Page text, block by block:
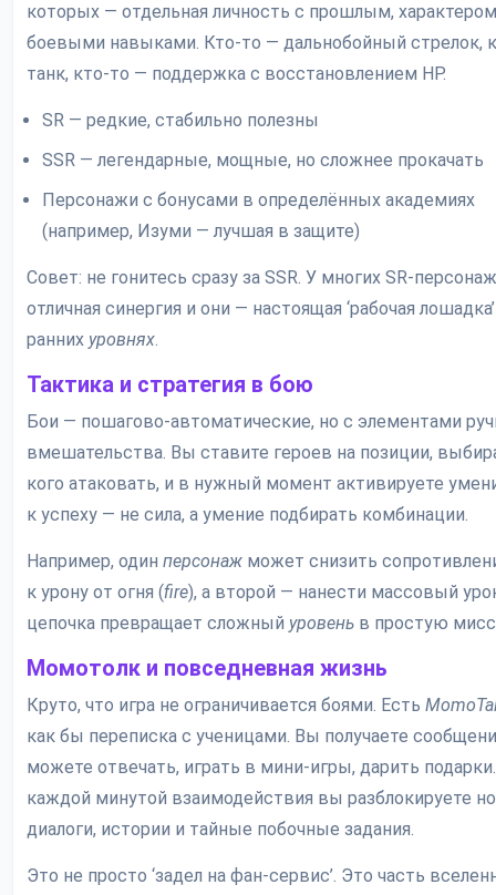
которых — отдельная личность с прошлым,
боевыми навыками. Кто-то — дальнобойный стрелок,
танк, кто-то — поддержка с восстановлением HP.
SR — редкие, стабильно полезны
SSR — легендарные, мощные, но сложнее прокачать
Персонажи с бонусами в определённых академиях
(например, Изуми — лучшая в защите)
Совет: не гонитесь сразу за SSR. У многих SR-
отличная синергия и они — настоящая ‘рабочая
ранних уровнях.
Тактика и стратегия в бою
Бои — пошагово-автоматические, но с элементами
вмешательства. Вы ставите героев на позиции,
кого атаковать, и в нужный момент активируете
к успеху — не сила, а умение подбирать комбинации.
Например, один персонаж может снизить
к урону от огня (fire), а второй — нанести массовый
цепочка превращает сложный уровень в простую
Момотолк и повседневная жизнь
Круто, что игра не ограничивается боями. Есть
как бы переписка с ученицами. Вы получаете
можете отвечать, играть в мини-игры, дарить
каждой минутой взаимодействия вы разблокируете
диалоги, истории и тайные побочные задания.
Это не просто ‘задел на фан-сервис’. Это часть